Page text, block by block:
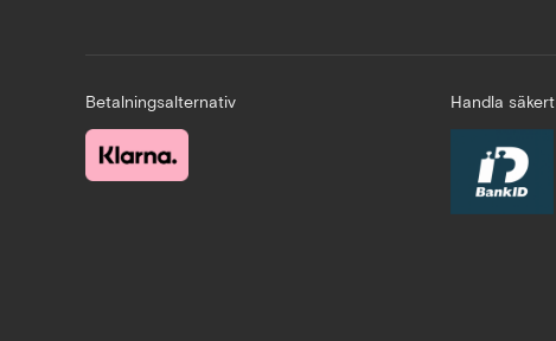
Betalningsalternativ Handla säkert